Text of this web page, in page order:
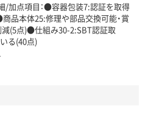
/加点項目：●容器包装7:認証を取得
品本体25:修理や部品交換可能・賞
減(5点)●仕組み30-2:SBT認証取
る(40点)